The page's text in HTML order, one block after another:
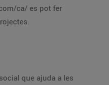
ca/ es pot fer
que ajuda a les